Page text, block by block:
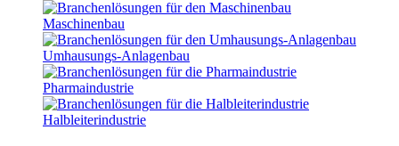
Maschinenbau
Umhausungs-Anlagenbau
Pharmaindustrie
Halbleiterindustrie